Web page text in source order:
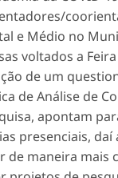
e Médio no
voltados a
de um
de Análise de
apontam
presenciais,
maneira mais